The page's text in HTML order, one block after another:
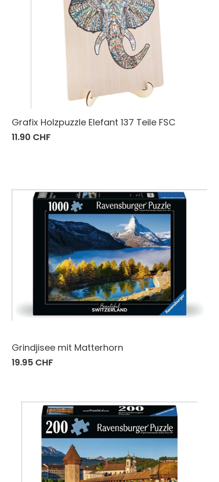
Grafix Holzpuzzle Elefant 137 Teile FSC
11.90 CHF
Grindjisee mit Matterhorn
19.95 CHF